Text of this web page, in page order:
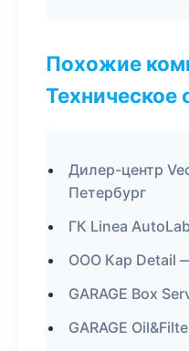
Похожие
Техническое
Дилер-центр
Петербург
ГК Linea
ООО Кар Detail
GARAGE Box
GARAGE